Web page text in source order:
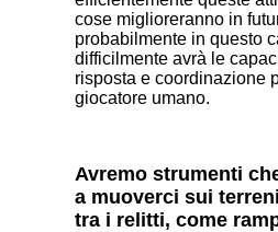
cose miglioreranno in
probabilmente in questo
difficilmente avrà le
risposta e coordinazione
giocatore umano.
Avremo strumenti
a muoverci sui
tra i relitti, come